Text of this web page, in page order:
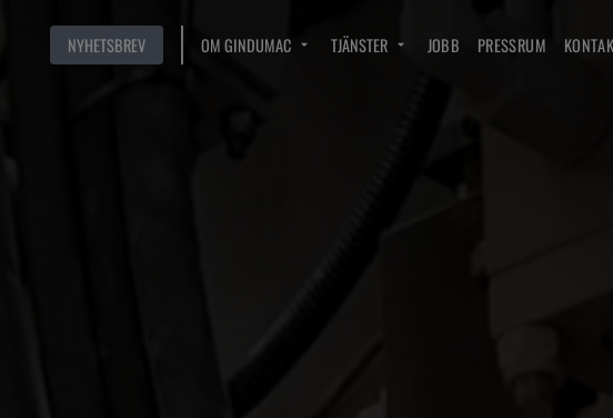
NYHETSBREV OM GINDUMAC TJÄNSTER JOBB PRESSRUM